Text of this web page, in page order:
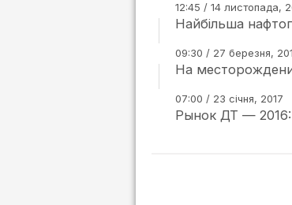
12:45 / 14 листопада,
Найбільша
09:30 / 27 березня,
На
07:00 / 23 січня, 2017
Рынок ДТ — 2016: